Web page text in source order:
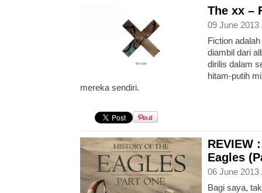
The xx –
09 June
Fiction
diambil dari
dirilis dalam
hitam-putih
mereka sendiri.
REVIEW
Eagles
06 June
Bagi saya,